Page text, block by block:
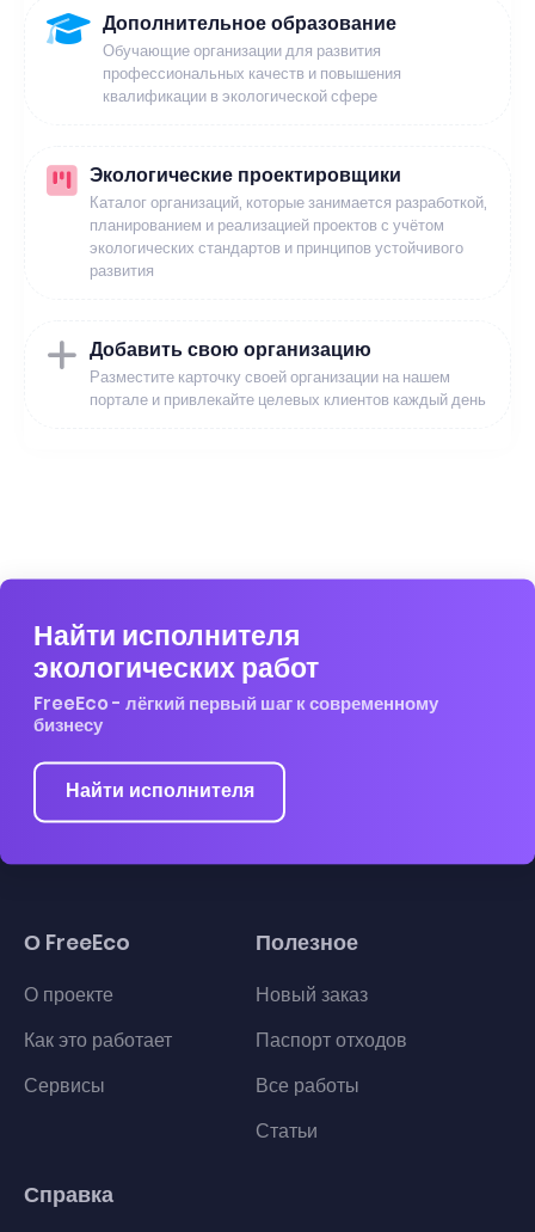
Дополнительное образование
Обучающие организации для развития
профессиональных качеств и повышения
квалификации в экологической сфере
Экологические проектировщики
Каталог организаций, которые занимается разработкой,
планированием и реализацией проектов с учётом
экологических стандартов и принципов устойчивого
развития
Добавить свою организацию
Разместите карточку своей организации на нашем
портале и привлекайте целевых клиентов каждый день
Найти исполнителя
экологических работ
FreeEco - лёгкий первый шаг к современному
бизнесу
Найти исполнителя
О FreeEco
О проекте
Как это работает
Сервисы
Полезное
Новый заказ
Паспорт отходов
Все работы
Статьи
Справка